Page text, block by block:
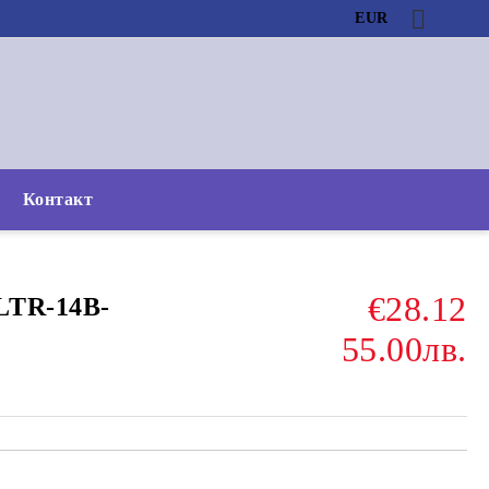
EUR
Контакт
14B-
€28.12
55.00лв.